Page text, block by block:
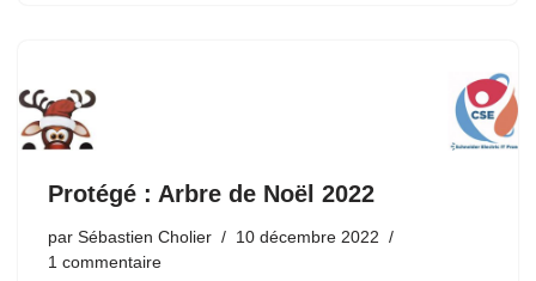
Protégé : Arbre de Noël 2022
par Sébastien Cholier
10 décembre 2022
1 commentaire